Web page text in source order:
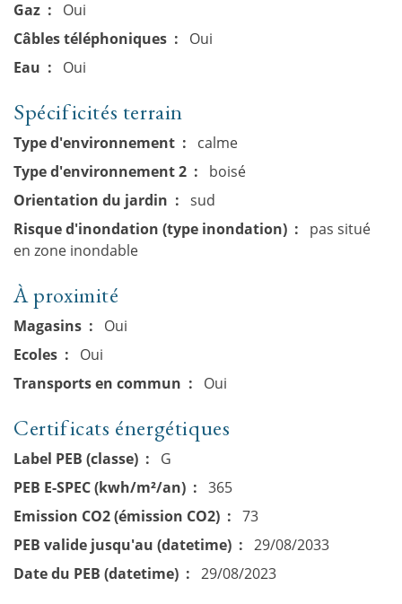
Gaz
Oui
Câbles téléphoniques
Oui
Eau
Oui
Spécificités terrain
Type d'environnement
calme
Type d'environnement 2
boisé
Orientation du jardin
sud
Risque d'inondation (type inondation)
pas situé
en zone inondable
À proximité
Magasins
Oui
Ecoles
Oui
Transports en commun
Oui
Certificats énergétiques
Label PEB (classe)
G
PEB E-SPEC (kwh/m²/an)
365
Emission CO2 (émission CO2)
73
PEB valide jusqu'au (datetime)
29/08/2033
Date du PEB (datetime)
29/08/2023